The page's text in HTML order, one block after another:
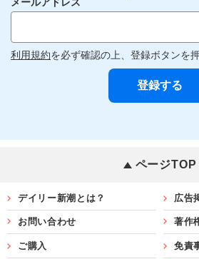
利用規約を必ず確認の上、登録ボタンを
ページTOP
デイリー新潮とは？ 広告
お問い合わせ 著作
ご購入 免責